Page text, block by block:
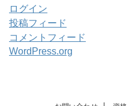
ログイン
投稿フィード
コメントフィード
WordPress.org